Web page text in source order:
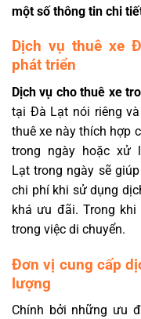
một số thông tin chi
Dịch vụ thuê xe
phát triển
Dịch vụ cho thuê xe
tại Đà Lạt nói riêng
thuê xe này thích hợp
trong ngày hoặc xử
Lạt trong ngày sẽ
chi phí khi sử dụng
khá ưu đãi. Trong
trong việc di chuyển.
Đơn vị cung cấp
lượng
Chính bởi những ưu